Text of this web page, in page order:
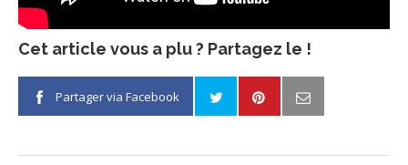
Cet article vous a plu ? Partagez le !
Partager via Facebook